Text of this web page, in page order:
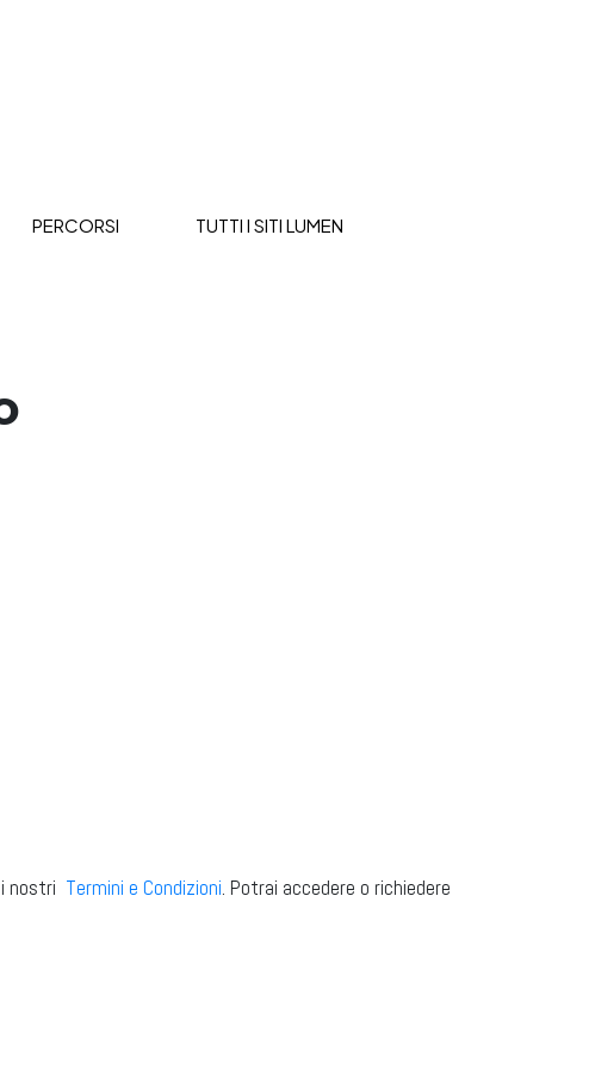
PERCORSI TUTTI I SITI LUMEN
nostri Termini e Condizioni. Potrai accedere o richiedere